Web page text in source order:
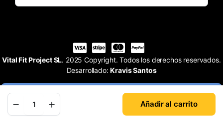
Añadir al carrito
Vital Fit Project SL. 2025 Copyright. Todos los derechos reservados.
Desarrollado:Kravis Santos
Tienda Cuenta